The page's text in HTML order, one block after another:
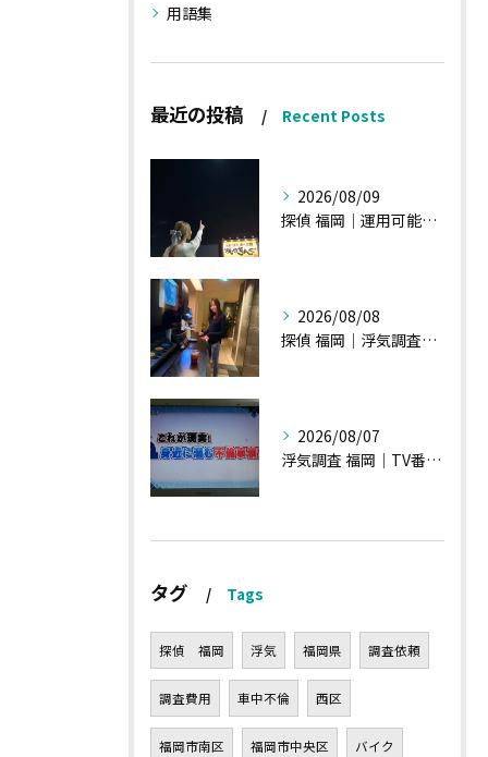
用語集
最近の投稿 Recent Posts
2026/08/09
探偵 福岡｜運用可能な報告書②
2026/08/08
探偵 福岡｜浮気調査、諸状況、そして雑談へ
2026/08/07
浮気調査 福岡｜TV番組15分間の特集の時のお話①
タグ Tags
探偵 福岡 浮気 福岡県 調査依頼
調査費用 車中不倫 西区
福岡市南区 福岡市中央区 バイク